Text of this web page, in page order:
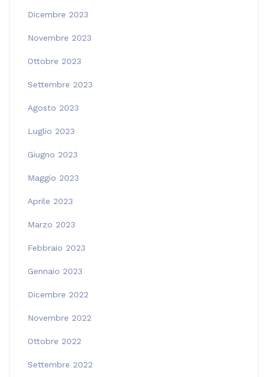
Dicembre 2023
Novembre 2023
Ottobre 2023
Settembre 2023
Agosto 2023
Luglio 2023
Giugno 2023
Maggio 2023
Aprile 2023
Marzo 2023
Febbraio 2023
Gennaio 2023
Dicembre 2022
Novembre 2022
Ottobre 2022
Settembre 2022